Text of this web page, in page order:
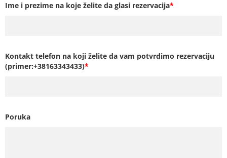
Ime i prezime na koje želite da glasi rezervacija*
Kontakt telefon na koji želite da vam potvrdimo rezervaciju
(primer:+38163343433)*
Poruka